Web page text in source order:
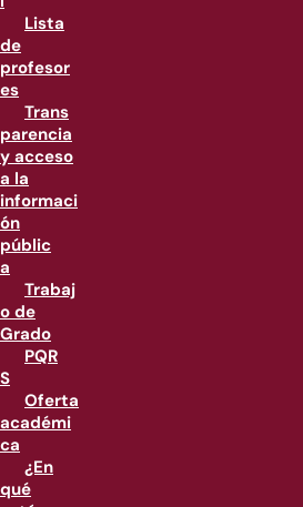
Lista
de
profesor
es
Trans
parencia
y acceso
a la
informaci
ón
públic
a
Trabaj
o de
Grado
PQR
S
Oferta
académi
ca
¿En
qué